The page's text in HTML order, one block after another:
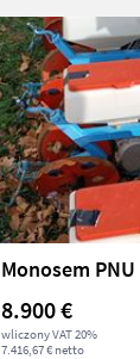
Monosem PNU
8.900 €
wliczony VAT 20%
7.416,67 € netto